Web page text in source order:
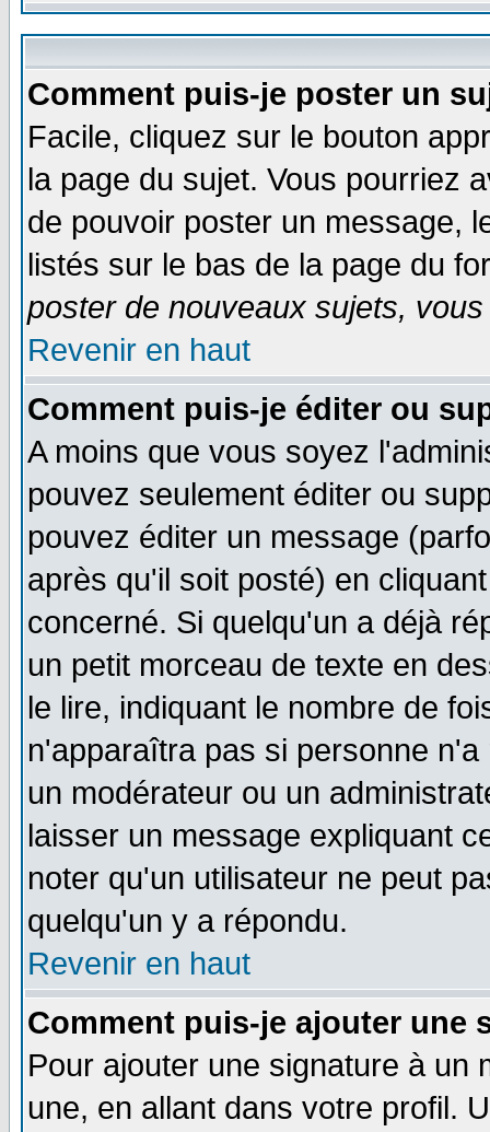
Comment puis-je poster un
Facile, cliquez sur le bouton
la page du sujet. Vous pourriez
de pouvoir poster un message,
listés sur le bas de la page du
poster de nouveaux sujets,
Revenir en haut
Comment puis-je éditer ou
A moins que vous soyez
pouvez seulement éditer ou
pouvez éditer un message
après qu'il soit posté) en
concerné. Si quelqu'un a déjà
un petit morceau de texte en
le lire, indiquant le nombre de
n'apparaîtra pas si personne
un modérateur ou un
laisser un message expliquant
noter qu'un utilisateur ne peut
quelqu'un y a répondu.
Revenir en haut
Comment puis-je ajouter une
Pour ajouter une signature à un
une, en allant dans votre profil.